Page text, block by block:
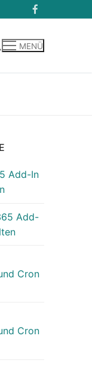
MENÜ
Add-In
Add-
Cron
Cron